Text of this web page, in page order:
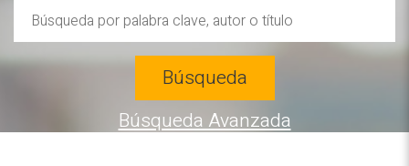
Búsqueda
Búsqueda Avanzada